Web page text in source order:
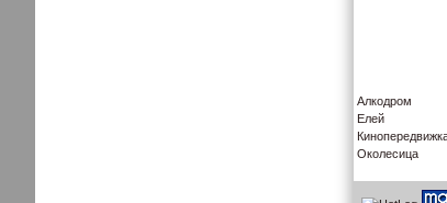
Алкодром
Елей
Околесица